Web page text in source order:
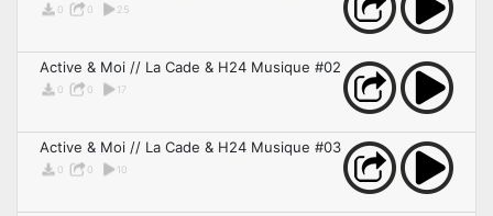
0 0 25
Active & Moi // La Cade & H24 Musique #02
0 0 17
Active & Moi // La Cade & H24 Musique #03
0 0 10